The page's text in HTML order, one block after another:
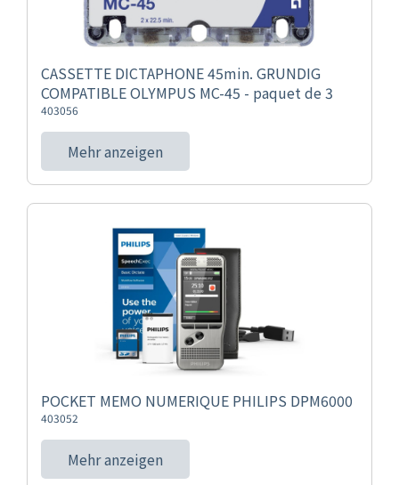
CASSETTE DICTAPHONE 45min. GRUNDIG
COMPATIBLE OLYMPUS MC-45 - paquet de 3
403056
Mehr anzeigen
POCKET MEMO NUMERIQUE PHILIPS DPM6000
403052
Mehr anzeigen